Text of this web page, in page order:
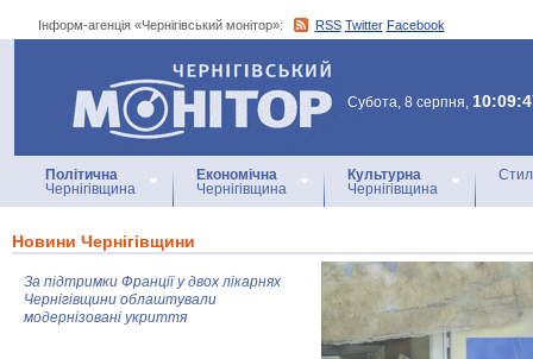
Інформ-агенція «Чернігівський монітор»: RSS Twitter Facebook
Інформ-агенція
«Чернігівський монітор»
Субота, 8 серпня,
Політична
Чернігівщина
Економічна
Чернігівщина
Культурна
Чернігівщина
Новини Чернігівщини
За підтримки Франції у двох лікарнях
Чернігівщини облаштували
модернізовані укриття